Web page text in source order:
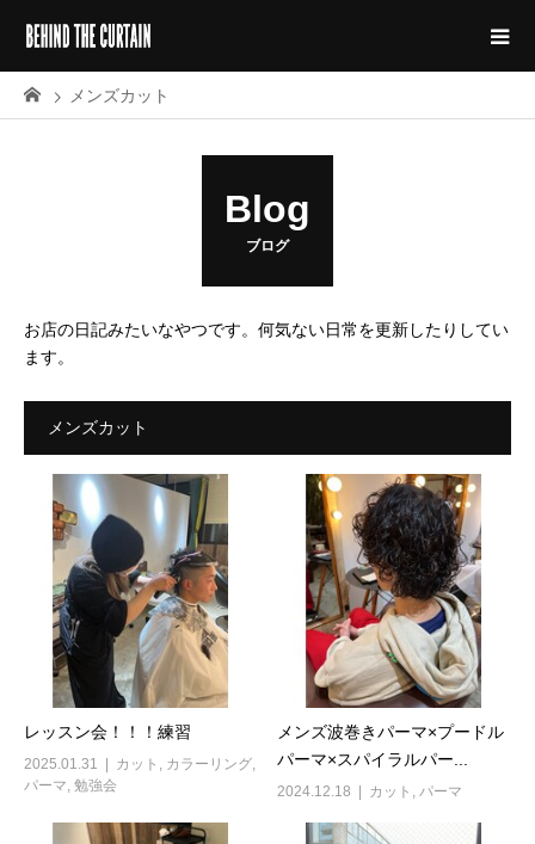
メンズカット
Blog
ブログ
お店の日記みたいなやつです。何気ない日常を更新したりしてい
ます。
メンズカット
レッスン会！！！練習
2025.01.31 カット , カラーリング,
パーマ, 勉強会
メンズ波巻きパーマ×プードル
パーマ×スパイラルパー...
2024.12.18 カット , パーマ